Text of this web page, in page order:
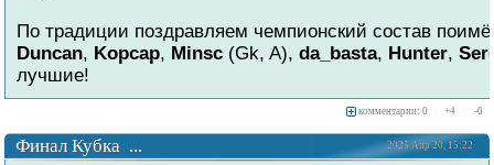
По традиции поздравляем чемпионский состав
Duncan, Kopcap, Minsc (Gk, A), da_basta, Hunter,
лучшие!
комментарии: 0 +4 -0
2025 Апр 20, 15:22
Финал Кубка ...